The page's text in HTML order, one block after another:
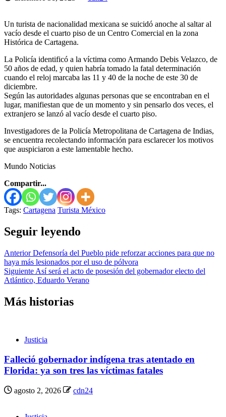
Un turista de nacionalidad mexicana se suicidó anoche al saltar al
vacío desde el cuarto piso de un Centro Comercial en la zona
Histórica de Cartagena.
La Policía identificó a la víctima como Armando Debis Velazco, de
50 años de edad, y quien habría tomado la fatal determinación
cuando el reloj marcaba las 11 y 40 de la noche de este 30 de
diciembre.
Según las autoridades algunas personas que se encontraban en el
lugar, manifiestan que de un momento y sin pensarlo dos veces, el
extranjero se lanzó al vacío desde el cuarto piso.
Investigadores de la Policía Metropolitana de Cartagena de Indias,
se encuentra recolectando información para esclarecer los motivos
que auspiciaron a este lamentable hecho.
Mundo Noticias
Compartir...
Tags: Cartagena Turista México
Seguir leyendo
AnteriorDefensoría del Pueblo pide reforzar acciones para que no
haya más lesionados por el uso de pólvora
Siguiente Así será el acto de posesión del gobernador electo del
Atlántico, Eduardo Verano
Más historias
Justicia
Falleció gobernador indígena tras atentado en
Florida: ya son tres las víctimas fatales
agosto 2, 2026 cdn24